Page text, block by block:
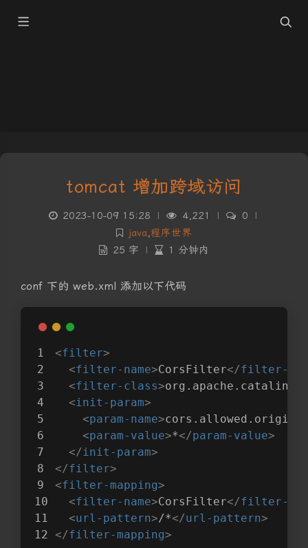
tomcat 增加跨域访问
2023-10-09 15:28 | 4,221 | 0
|
java,程序世界
25 字
| 1 分钟内
conf 下的 web.xml 添加以下代码
<filter>
<filter-name>CorsFilter</filter-
<filter-class>
<init-param>
<param-name>cors.allowed.origins
<param-value>*</param-value>
</init-param>
</filter>
<filter-mapping>
<filter-name>CorsFilter</filter-
<url-pattern>/*</url-pattern>
</filter-mapping>